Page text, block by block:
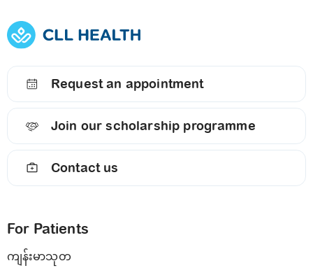
Request an appointment
Join our scholarship programme
Contact us
For Patients
ကျန်းမာသုတ